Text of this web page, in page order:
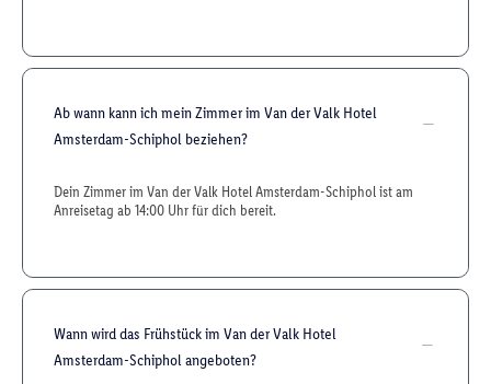
Ab wann kann ich mein Zimmer im Van der Valk Hotel
Amsterdam-Schiphol beziehen?
Dein Zimmer im Van der Valk Hotel Amsterdam-Schiphol ist am
Anreisetag ab 14:00 Uhr für dich bereit.
Wann wird das Frühstück im Van der Valk Hotel
Amsterdam-Schiphol angeboten?